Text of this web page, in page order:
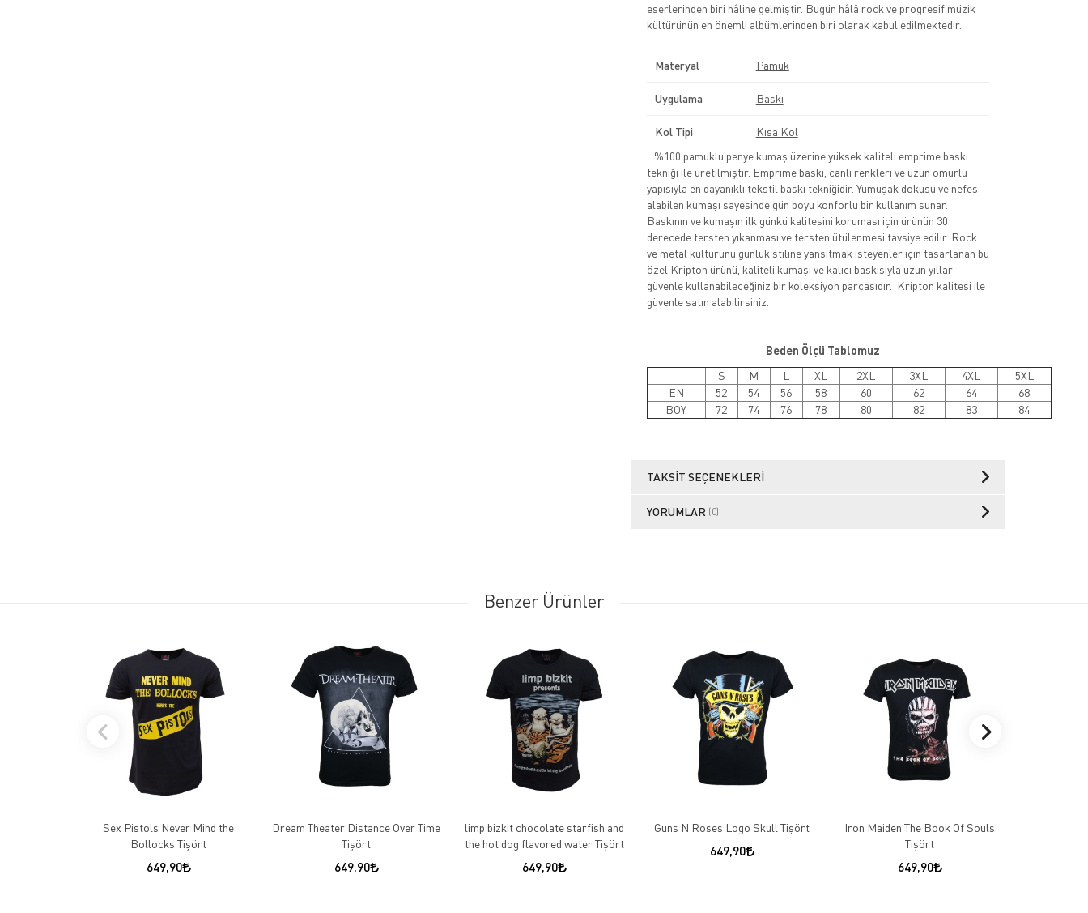
eserlerinden biri hâline gelmiştir. Bugün hâlâ rock ve progresif müzik
kültürünün en önemli albümlerinden biri olarak kabul edilmektedir.
Materyal Pamuk
Uygulama Baskı
Kol Tipi
Kısa Kol
%100 pamuklu penye kumaş üzerine yüksek kaliteli emprime baskı
tekniği ile üretilmiştir. Emprime baskı, canlı renkleri ve uzun ömürlü
yapısıyla en dayanıklı tekstil baskı tekniğidir. Yumuşak dokusu ve nefes
alabilen kumaşı sayesinde gün boyu konforlu bir kullanım sunar.
Baskının ve kumaşın ilk günkü kalitesini koruması için ürünün 30
derecede tersten yıkanması ve tersten ütülenmesi tavsiye edilir. Rock
ve metal kültürünü günlük stiline yansıtmak isteyenler için tasarlanan bu
özel Kripton ürünü, kaliteli kumaşı ve kalıcı baskısıyla uzun yıllar
güvenle kullanabileceğiniz bir koleksiyon parçasıdır. Kripton kalitesi ile
güvenle satın alabilirsiniz.
Beden Ölçü Tablomuz
S
M L XL 2XL 3XL 4XL
5XL
EN
52 54 56 58 60 62 64
68
BOY
72 74 76 78 80 82 83 84
TAKSIT SEÇENEKLERI
YORUMLAR (0)
Benzer Ürünler
Sex Pistols Never Mind the
Bollocks Tişört
649,90
Dream Theater Distance Over Time
Tişört
649,90
limp bizkit chocolate starfish and
the hot dog flavored water Tişört
649,90
Guns N Roses Logo Skull Tişört
649,90
Iron Maiden The Book Of Souls
Tişört
649,90